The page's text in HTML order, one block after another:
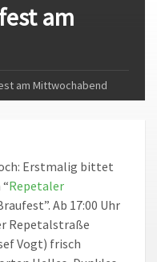
am
am Mittwochabend
Erstmalig bittet
Repetaler
Ab 17:00 Uhr
Repetalstraße
Vogt) frisch